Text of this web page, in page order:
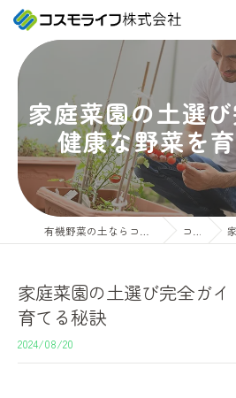
家庭菜園の土選
健康な野菜を
コラム 家
家庭菜園の土選び完全ガ
育てる秘訣
2024/08/20